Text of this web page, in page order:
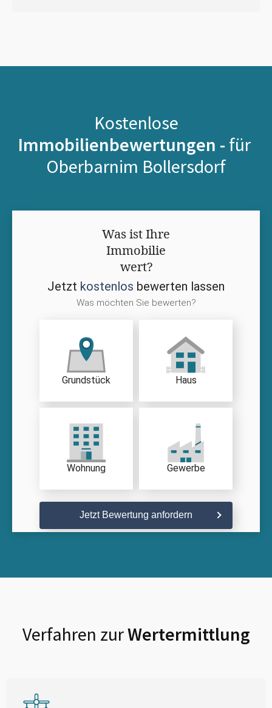
Kostenlose
Immobilienbewertungen - für
Oberbarnim Bollersdorf
Was ist Ihre
Immobilie
wert?
Jetzt kostenlos bewerten lassen
Was möchten Sie bewerten?
Grundstück Haus
Wohnung Gewerbe
Jetzt Bewertung anfordern
Verfahren zurWertermittlung